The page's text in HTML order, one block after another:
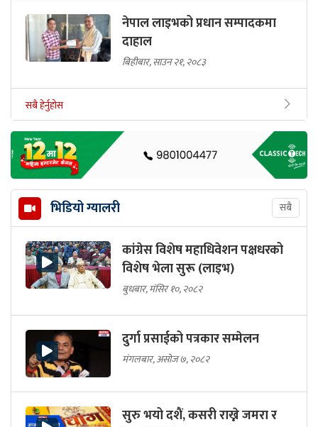
नेपाल लाइभको प्रधान सम्पादकमा
दाहाल
बिहीबार, साउन २१, २०८३
सबै हेर्नुहोस
भिडियो ग्यालरी सबै
कांग्रेस विशेष महाधिवेशन पक्षधरको
विशेष भेला सुरू (लाइभ)
बुधबार, मंसिर १०, २०८२
दुर्गा प्रसाईको पत्रकार सम्मेलन
मंगलबार, असोज ७, २०८२
सुरु भयो दशैं, कसरी राख्ने जमरा र